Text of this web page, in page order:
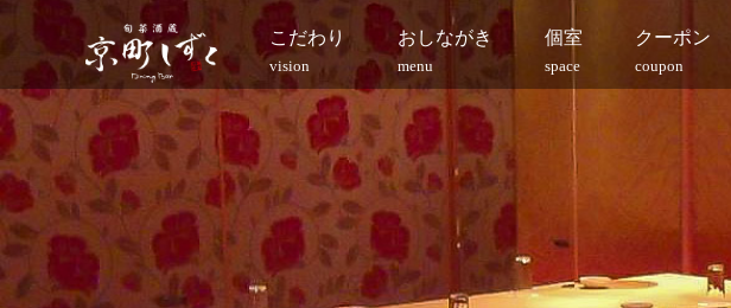
こだわり
vision
おしながき
menu
個室
space
クーポン
coupon